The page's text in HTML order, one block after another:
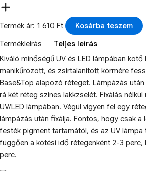
Termék ár: 1 610 Ft
Kosárba teszem
Termékleírás
Teljes leírás
Kiváló minőségű UV és LED lámpában kötő
manikűrözött, és zsírtalanított körmére
Base&Top alapozó réteget. Lámpázás
rá két réteg színes lakkzselét. Fixálás
UV/LED lámpában. Végül vigyen fel egy
lámpázás után fixálja. Fontos, hogy csak a
festék pigment tartamától, és az UV lámpa
függően a kötési idő rétegenként 2-3 perc,
perc.